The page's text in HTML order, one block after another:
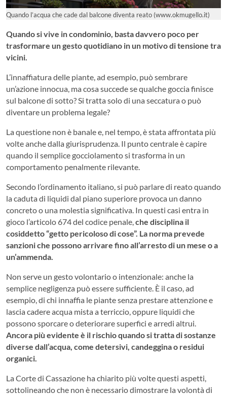
Quando l’acqua che cade dal balcone diventa reato (www.okmugello.it)
Quando si vive in condominio, basta davvero poco per
trasformare un gesto quotidiano in un motivo di tensione tra
vicini.
L’innaffiatura delle piante, ad esempio, può sembrare
un’azione innocua, ma cosa succede se qualche goccia finisce
sul balcone di sotto? Si tratta solo di una seccatura o può
diventare un problema legale?
La questione non è banale e, nel tempo, è stata affrontata più
volte anche dalla giurisprudenza. Il punto centrale è capire
quando il semplice gocciolamento si trasforma in un
comportamento penalmente rilevante.
Secondo l’ordinamento italiano, si può parlare di reato quando
la caduta di liquidi dal piano superiore provoca un danno
concreto o una molestia significativa. In questi casi entra in
gioco l’articolo 674 del codice penale, che disciplina il
cosiddetto “getto pericoloso di cose”. La norma prevede
sanzioni che possono arrivare fino all’arresto di un mese o a
un’ammenda.
Non serve un gesto volontario o intenzionale: anche la
semplice negligenza può essere sufficiente. È il caso, ad
esempio, di chi innaffia le piante senza prestare attenzione e
lascia cadere acqua mista a terriccio, oppure liquidi che
possono sporcare o deteriorare superfici e arredi altrui.
Ancora più evidente è il rischio quando si tratta di sostanze
diverse dall’acqua, come detersivi, candeggina o residui
organici.
La Corte di Cassazione ha chiarito più volte questi aspetti,
sottolineando che non è necessario dimostrare la volontà di